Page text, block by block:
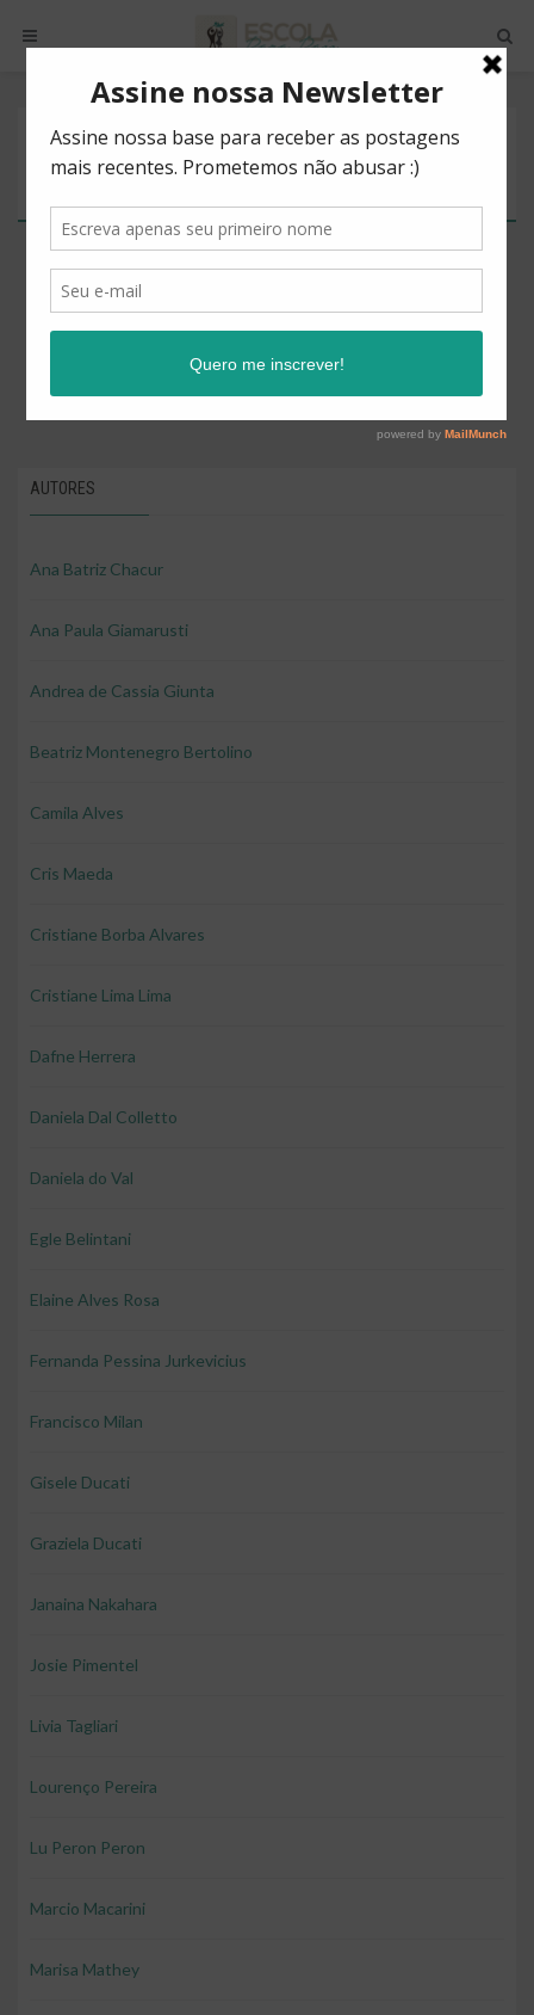
POSTS BY TAG
PUNIÇÃO
There are no posts to show.
AUTORES
Ana Batriz Chacur
Ana Paula Giamarusti
Andrea de Cassia Giunta
Beatriz Montenegro Bertolino
Camila Alves
Cris Maeda
Cristiane Borba Alvares
Cristiane Lima Lima
Dafne Herrera
Daniela Dal Colletto
Daniela do Val
Egle Belintani
Elaine Alves Rosa
Fernanda Pessina Jurkevicius
Francisco Milan
Gisele Ducati
Graziela Ducati
Janaina Nakahara
Josie Pimentel
Livia Tagliari
Lourenço Pereira
Lu Peron Peron
Marcio Macarini
Marisa Mathey